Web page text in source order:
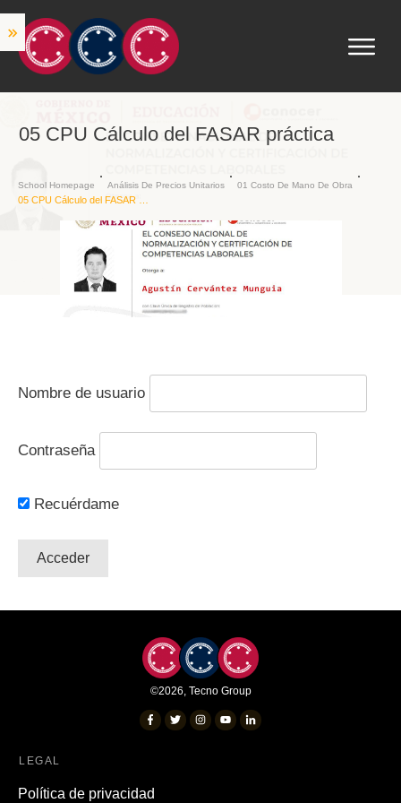
05 CPU Cálculo del FASAR práctica
School Homepage Análisis De Precios Unitarios 01 Costo De Mano De Obra
Nombre de usuario
Contraseña
Recuérdame
©2026 Tecno Group
LEGAL
Política de privacidad